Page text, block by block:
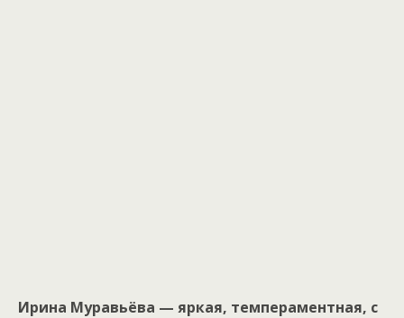
Ирина Муравьёва — яркая, темпераментная, с